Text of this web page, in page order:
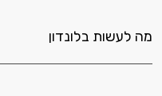
מה לעשות בלונדון